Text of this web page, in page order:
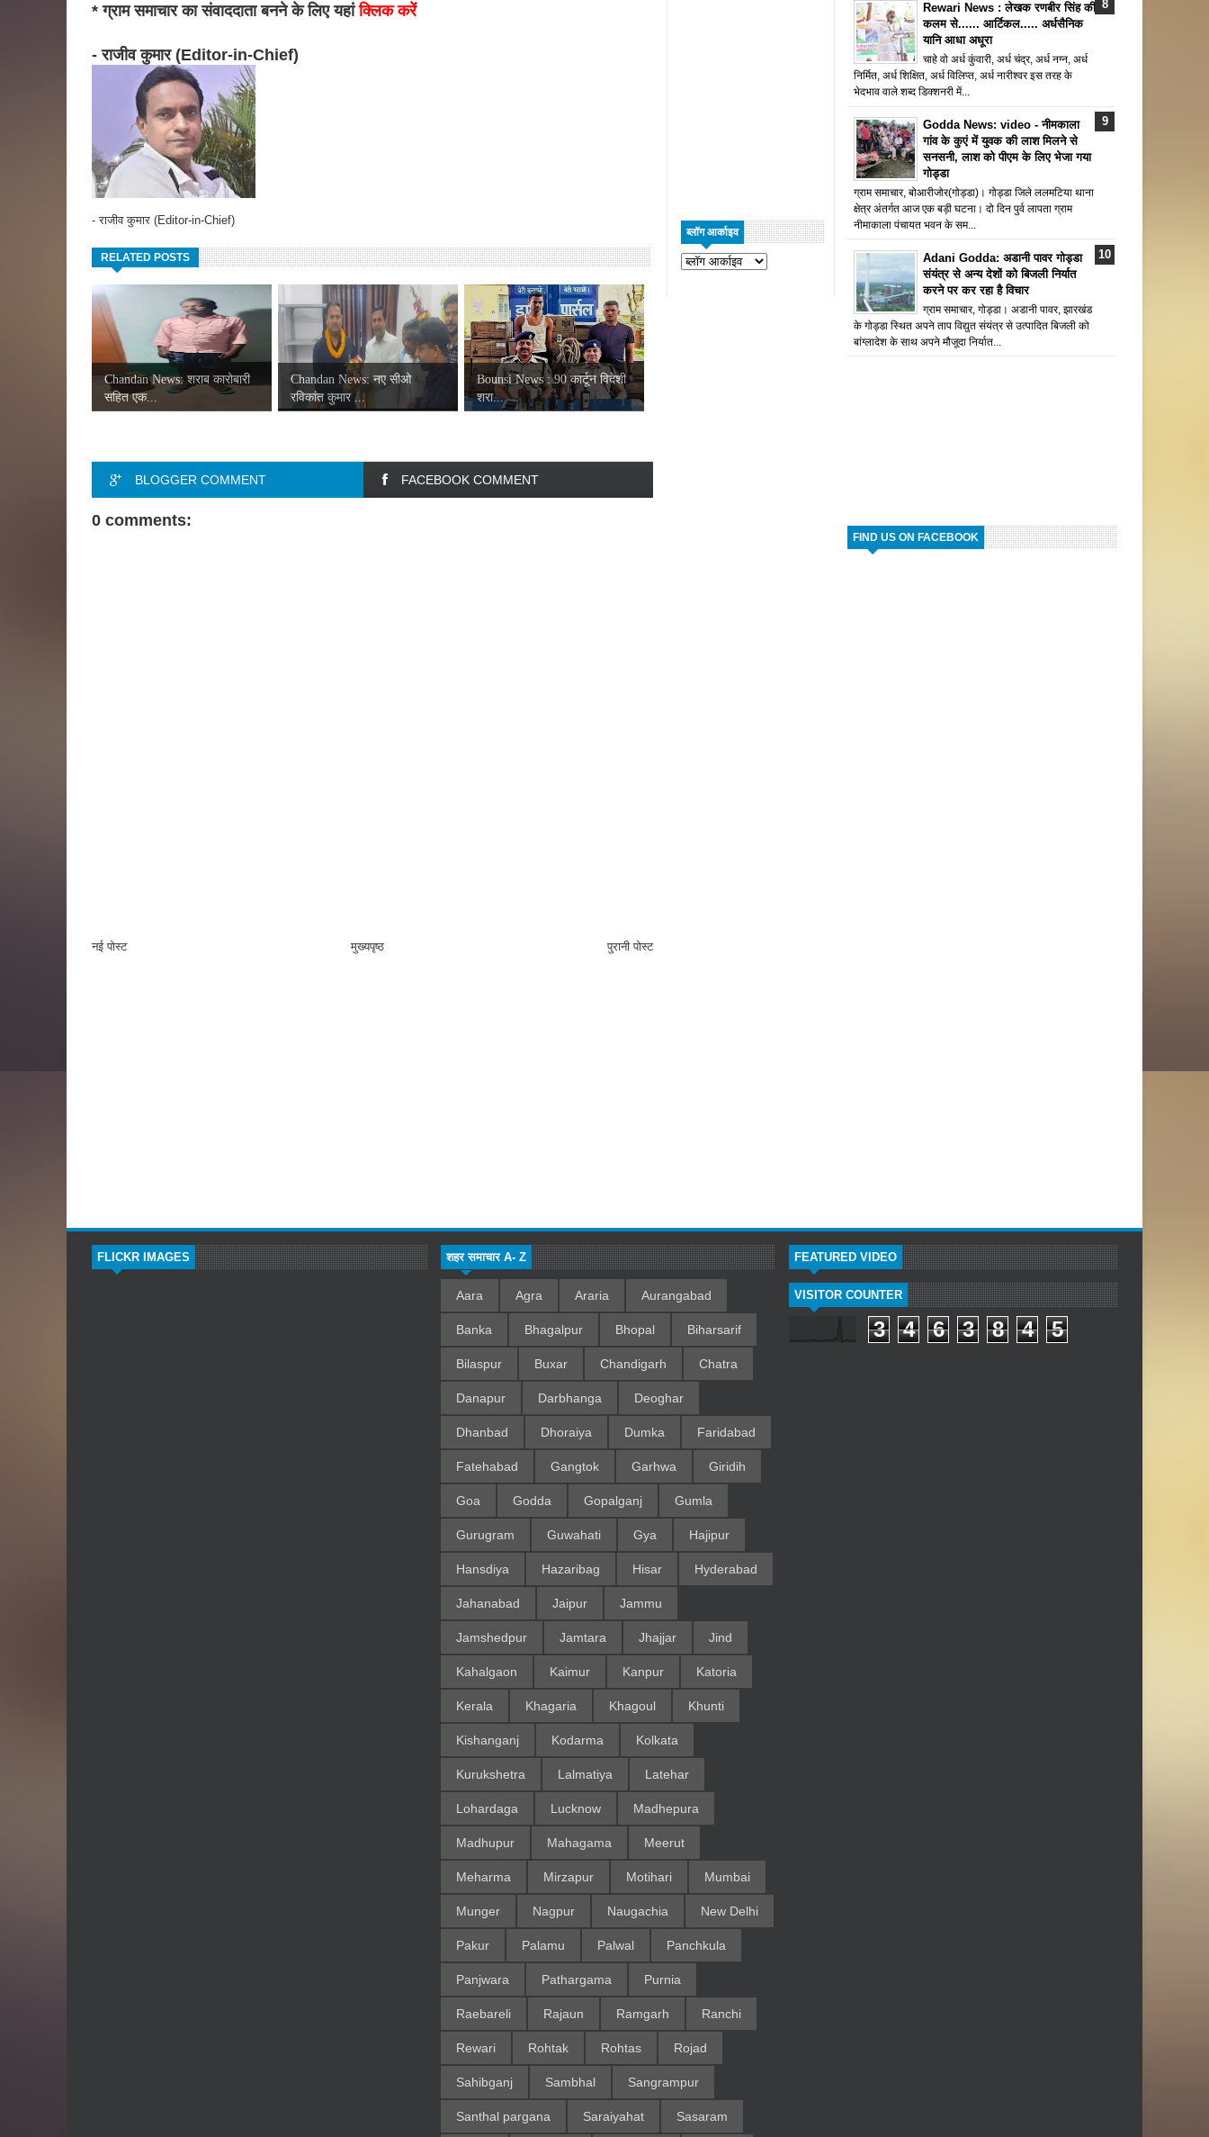
ब्लॉग आर्काइव
* ग्राम समाचार का संवाददाता बनने के लिए यहांक्लिक करें
- राजीव कुमार (Editor-in-Chief)
- राजीव कुमार (Editor-in-Chief)
RELATED POSTS
Chandan News: शराब कारोबारी
सहित एक...
Chandan News: नए सीओ
रविकांत कुमार ...
Bounsi News : 90 कार्टून विदेशी
शरा...
BLOGGER COMMENT FACEBOOK COMMENT
0 comments:
नई पोस्ट पुरानी पोस्ट
मुख्यपृष्ठ
Rewari News : लेखक रणबीर सिंह की
कलम से...... आर्टिकल..... अर्धसैनिक
यानि आधा अधूरा
चाहे वो अर्ध कुंवारी, अर्ध चंद्र, अर्ध नग्न, अर्ध
निर्मित, अर्ध शिक्षित, अर्ध विलिप्त, अर्ध नारीश्वर इस तरह के
भेदभाव वाले शब्द डिक्शनरी में...
Godda News: video - नीमकाला
गांव के कुएं में युवक की लाश मिलने से
सनसनी, लाश को पीएम के लिए भेजा गया
गोड्डा
ग्राम समाचार, बोआरीजोर(गोड्डा)। गोड्डा जिले ललमटिया थाना
क्षेत्र अंतर्गत आज एक बड़ी घटना। दो दिन पुर्व लापता ग्राम
नीमाकाला पंचायत भवन के सम...
Adani Godda: अडानी पावर गोड्डा
संयंत्र से अन्य देशों को बिजली निर्यात
करने पर कर रहा है विचार
ग्राम समाचार, गोड्डा। अडानी पावर, झारखंड
के गोड्डा स्थित अपने ताप विद्युत संयंत्र से उत्पादित बिजली को
बांग्लादेश के साथ अपने मौजूदा निर्यात...
FIND US ON FACEBOOK
FLICKR IMAGES शहर समाचार A- Z
Aara Agra Araria Aurangabad
Banka Bhagalpur Bhopal Biharsarif
Bilaspur Buxar Chandigarh Chatra
Danapur Darbhanga Deoghar
Dhanbad Dhoraiya Dumka Faridabad
Fatehabad Gangtok Garhwa Giridih
Goa Godda Gopalganj Gumla
Gurugram Guwahati Gya Hajipur
Hansdiya Hazaribag Hisar Hyderabad
Jahanabad Jaipur Jammu
Jamshedpur Jamtara Jhajjar Jind
Kahalgaon Kaimur Kanpur Katoria
Kerala Khagaria Khagoul Khunti
Kishanganj Kodarma Kolkata
Kurukshetra Lalmatiya Latehar
Lohardaga Lucknow Madhepura
Madhupur Mahagama Meerut
Meharma Mirzapur Motihari Mumbai
Munger Nagpur Naugachia New Delhi
Pakur Palamu Palwal Panchkula
Panjwara Pathargama Purnia
Raebareli Rajaun Ramgarh Ranchi
Rewari Rohtak Rohtas Rojad
Sahibganj Sambhal Sangrampur
Santhal pargana Saraiyahat Sasaram
FEATURED VIDEO
VISITOR COUNTER
3 4 6 3 8 4 5